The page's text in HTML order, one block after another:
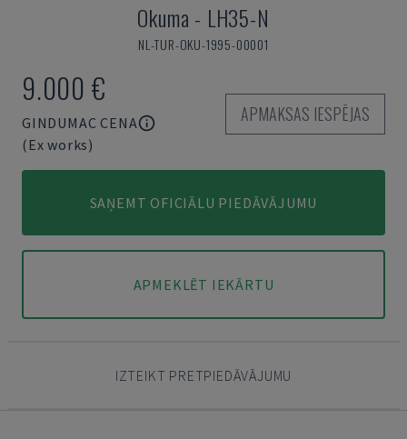
Okuma - LH35-N
NL-TUR-OKU-1995-00001
9.000 €
GINDUMAC CENA
(Ex works)
APMAKSAS IESPĒJAS
SAŅEMT OFICIĀLU PIEDĀVĀJUMU
APMEKLĒT IEKĀRTU
IZTEIKT PRETPIEDĀVĀJUMU